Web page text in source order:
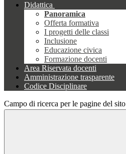
Didattica
Panoramica
Offerta formativa
I progetti delle classi
Inclusione
Educazione civica
Formazione docenti
Area Riservata docenti
Amministrazione trasparente
Codice Disciplinare
Campo di ricerca per le pagine del sito